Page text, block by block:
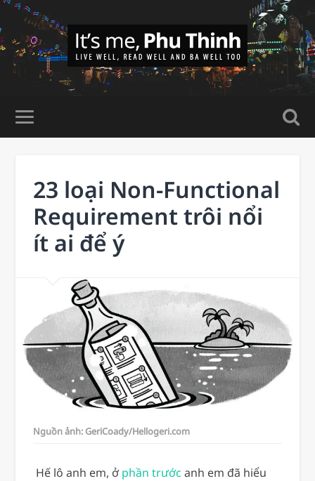
23 loại Non-Functional
Requirement trôi nổi
ít ai để ý
Nguồn ảnh: GeriCoady/Hellogeri.com
Hế lô anh em, ởphần trước anh em đã hiểu